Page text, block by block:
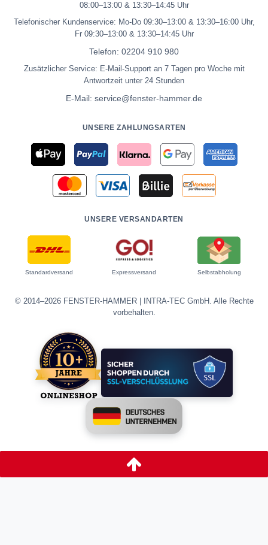
08:00–13:00 & 13:30–14:45 Uhr
Telefonischer Kundenservice: Mo-Do 09:30–13:00 & 13:30–16:00 Uhr,
Fr 09:30–13:00 & 13:30–14:45 Uhr
Telefon: 02204 910 980
Zusätzlicher Service: E-Mail-Support an 7 Tagen pro Woche mit
Antwortzeit unter 24 Stunden
E-Mail: service@fenster-hammer.de
UNSERE ZAHLUNGSARTEN
UNSERE VERSANDARTEN
Standardversand Expressversand Selbstabholung
© 2014–2026 FENSTER-HAMMER | INTRA-TEC GmbH. Alle Rechte
vorbehalten.